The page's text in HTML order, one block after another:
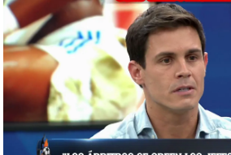
El Chiringuito
Madrid
Publicado:29 de octubre de 2021,